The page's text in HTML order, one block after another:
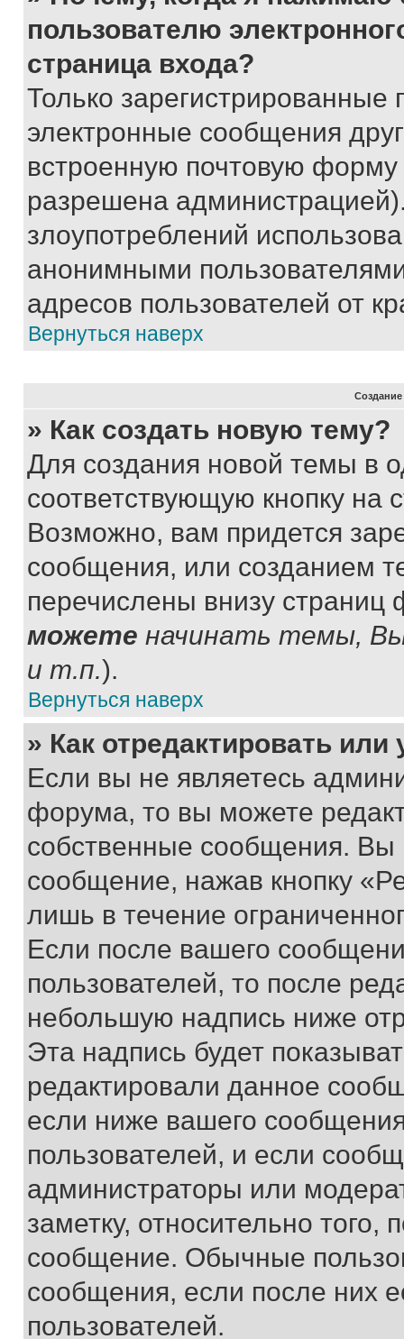
пользователю
страница входа?
Только зарегистрированные
электронные сообщения
встроенную почтовую
разрешена
злоупотреблений
анонимными
адресов пользователей от
Вернуться наверх
» Как создать новую тему?
Для создания новой темы в
соответствующую кнопку
Возможно, вам придется
сообщения, или созданием
перечислены внизу
можете начинать темы,
и т.п.).
Вернуться наверх
» Как отредактировать
Если вы не являетесь
форума, то вы можете
собственные сообщения. Вы
сообщение, нажав кнопку
лишь в течение
Если после вашего
пользователей, то после
небольшую надпись ниже
Эта надпись будет
редактировали данное
если ниже вашего
пользователей, и если
администраторы или
заметку, относительно
сообщение. Обычные
сообщения, если после них
пользователей.